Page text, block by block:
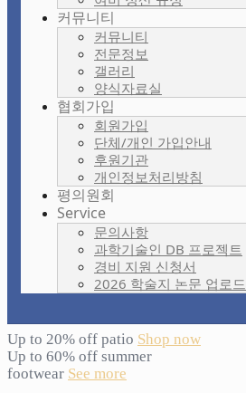
커뮤니티
커뮤니티
전문정보
갤러리
양식자료실
협회가입
회원가입
단체/개인 가입안내
후원기관
개인정보처리방침
평의원회
Service
문의사항
과학기술인 DB 프로젝트
경비 지원 신청서
2026 학술지 논문 업로드
Up to 20% off patio Shop now
Up to 60% off summer
footwear See more